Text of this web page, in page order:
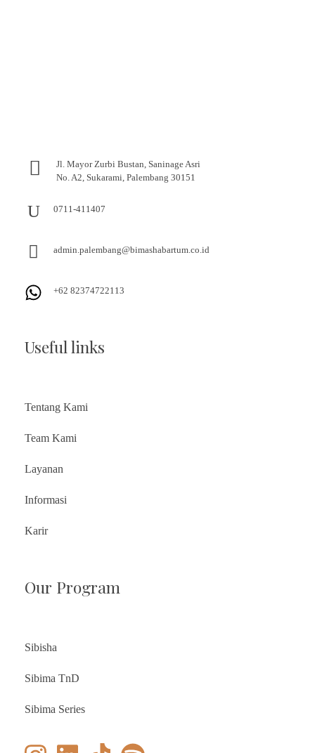
Jl. Mayor Zurbi Bustan, Saninage Asri
No. A2, Sukarami, Palembang 30151
0711-411407
admin.palembang@bimashabartum.co.id
+62 82374722113
Useful links
Tentang Kami
Team Kami
Layanan
Informasi
Karir
Our Program
Sibisha
Sibima TnD
Sibima Series